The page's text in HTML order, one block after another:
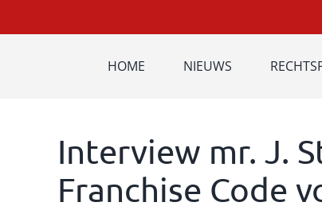
HOME NIEUWS
Interview mr. J.
Franchise Code